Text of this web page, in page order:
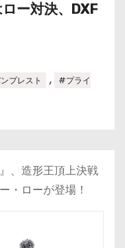
ー対決、DXF
プレスト ,
#プライ
、造形王頂上決戦
・ローが登場！